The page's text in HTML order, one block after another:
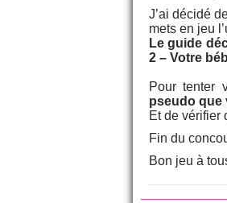
J’ai décidé
mets en jeu
Le guide
2 – Votre
Pour tenter
pseudo que
Et de vérifier
Fin du
Bon jeu à